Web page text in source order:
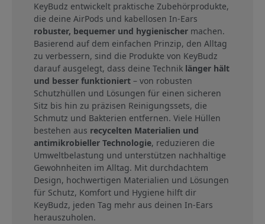
KeyBudz entwickelt praktische Zubehörprodukte,
die deine AirPods und kabellosen In-Ears
robuster, bequemer und hygienischer machen.
Basierend auf dem einfachen Prinzip, den Alltag
zu verbessern, sind die Produkte von KeyBudz
darauf ausgelegt, dass deine Technik länger hält
und besser funktioniert – von robusten
Schutzhüllen und Lösungen für einen sicheren
Sitz bis hin zu präzisen Reinigungssets, die
Schmutz und Bakterien entfernen. Viele Hüllen
bestehen aus recycelten Materialien und
antimikrobieller Technologie, reduzieren die
Umweltbelastung und unterstützen nachhaltige
Gewohnheiten im Alltag. Mit durchdachtem
Design, hochwertigen Materialien und Lösungen
für Schutz, Komfort und Hygiene hilft dir
KeyBudz, jeden Tag mehr aus deinen In-Ears
herauszuholen.